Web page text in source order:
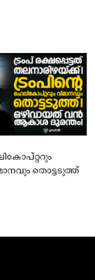
തൊട്ടടുത്ത്